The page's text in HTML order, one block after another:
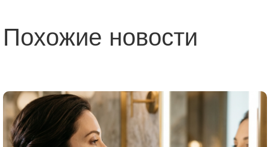
Похожие новости